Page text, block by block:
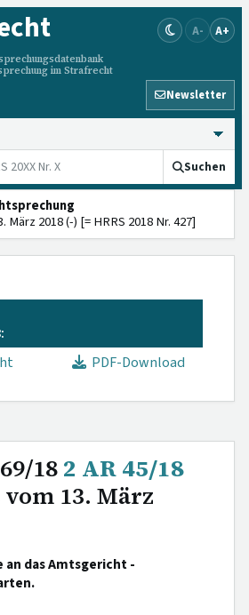
im Strafrecht
A- A+
Newsletter
Suchen
März 2018 (-) [= HRRS 2018 Nr. 427]
PDF-Download
182 AR 45/18
13. März
an das Amtsgericht -